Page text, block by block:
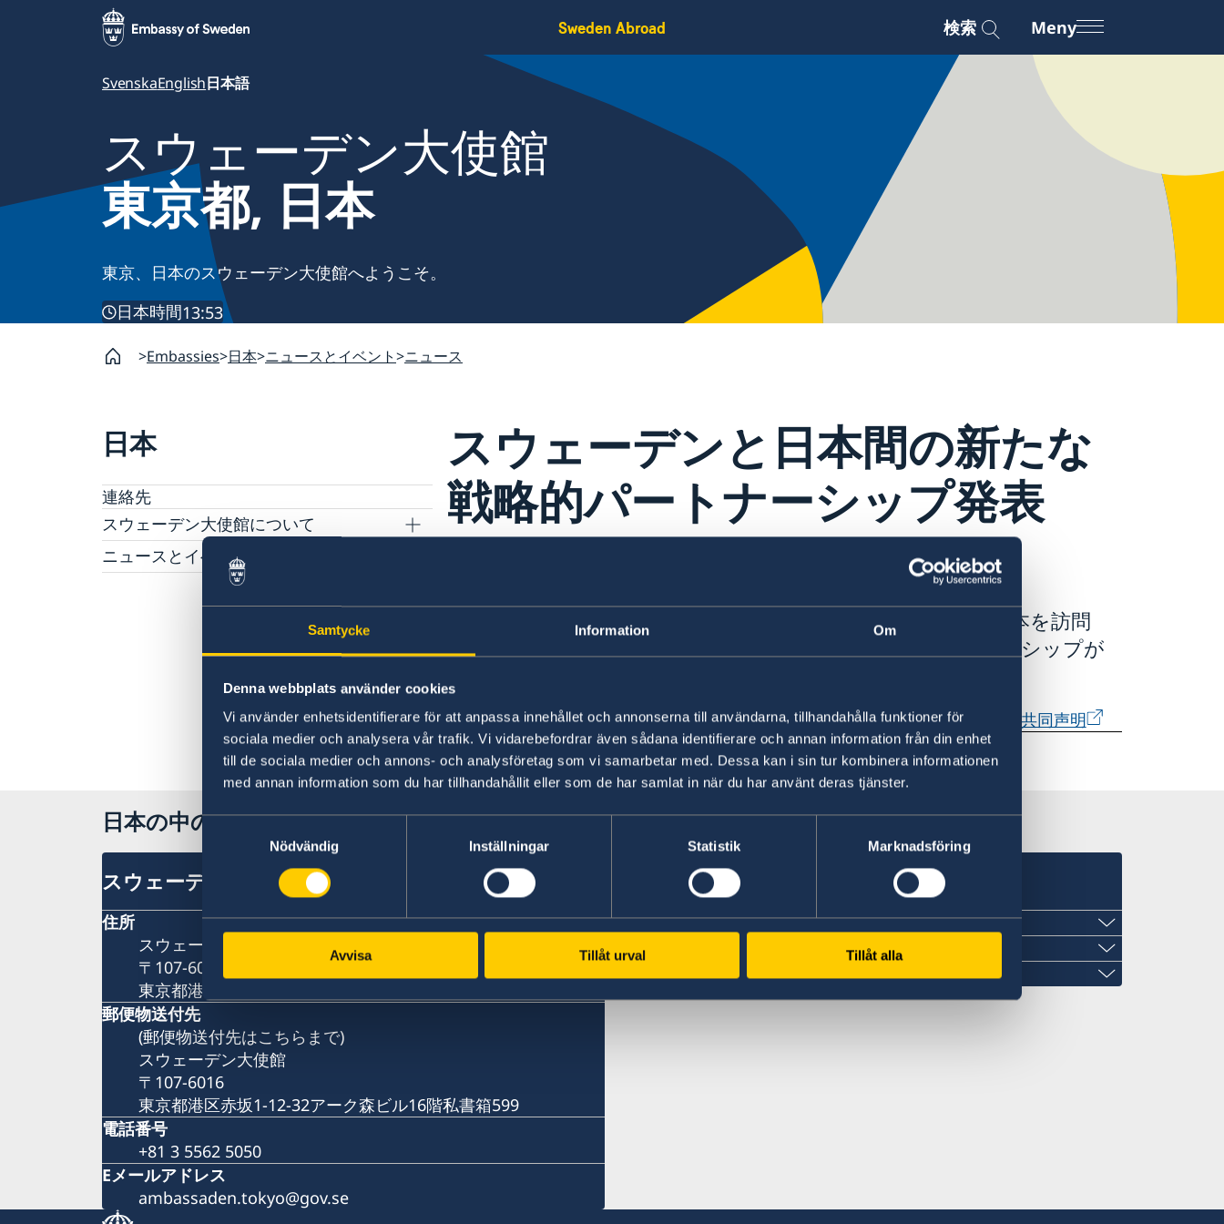
Samtycke Information Om
Denna webbplats använder cookies
Vi använder enhetsidentifierare för att anpassa innehållet och annonserna till användarna, tillhandahålla funktioner för
sociala medier och analysera vår trafik. Vi vidarebefordrar även sådana identifierare och annan information från din enhet
till de sociala medier och annons- och analysföretag som vi samarbetar med. Dessa kan i sin tur kombinera informationen
med annan information som du har tillhandahållit eller som de har samlat in när du har använt deras tjänster.
Samtyckesval
Nödvändig
Inställningar Statistik Marknadsföring
Avvisa Tillåt urval Tillåt alla
Sweden Abroad 検索 Meny
SvenskaEnglish日本語
スウェーデン大使館
東京都, 日本
東京、日本のスウェーデン大使館へようこそ。
日本時間13:53
Embassies 日本 ニュースとイベント ニュース
日本
連絡先
スウェーデン大使館について
ヴィクトリア・リー大使
スタッフ
科学イノベーション部 (OSI)
ニュースとイベント
スウェーデン大使館関連のイベントはこちらをご
スウェーデン大使館への後援名義使用申請につい
スウェーデンと日本間の新たな
戦略的パートナーシップ発表
12月3日から5日にかけて、ウルフ・クリスターソン首相が日本を訪問
し、訪問中にスウェーデンと日本間の新たな戦略的パートナーシップが
日本国政府とスウェーデン王国政府との間の戦略的パートナーシップに関する共同声明
日本の中のスウェーデン
スウェーデン大使館
住所
スウェーデン大使館
〒107-6016
東京都港区赤坂1-12-32アーク森ビル16階
郵便物送付先
(郵便物送付先はこちらまで)
スウェーデン大使館
〒107-6016
東京都港区赤坂1-12-32アーク森ビル16階私書箱599
電話番号
+81 3 5562 5050
Eメールアドレス
ambassaden.tokyo@gov.se
スウェーデン名誉領事館
札幌
〒060-0807 札幌市北区北7条西1丁目2-6 NCO札幌14階 デラバ
ル株式会社内
福岡
Phone numbers
神戸
Phone numbers